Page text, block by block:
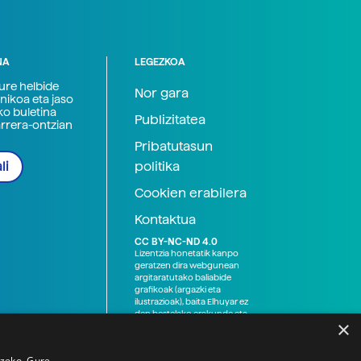
helbide
eta jaso
buletina
ontzian
LEGEZKOA
Nor gara
Publizitatea
Pribatutasun
politika
Cookien erabilera
Kontaktua
CC BY-NC-ND 4.0
Lizentzia honetatik kanpo
geratzen dira webgunean
argitaratutako baliabide
grafikoak (argazki eta
ilustrazioak), baita Elhuyar ez
den bestelako erakunde eta
×